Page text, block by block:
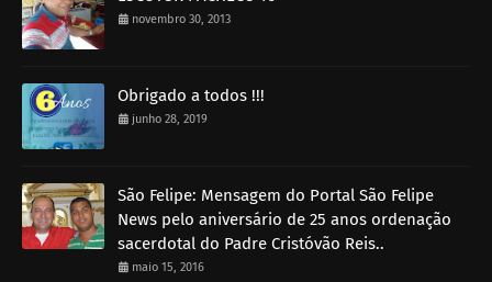
novembro 30, 2013
Obrigado a todos !!!
junho 28, 2019
São Felipe: Mensagem do Portal São Felipe
News pelo aniversário de 25 anos ordenação
sacerdotal do Padre Cristóvão Reis..
maio 15, 2016